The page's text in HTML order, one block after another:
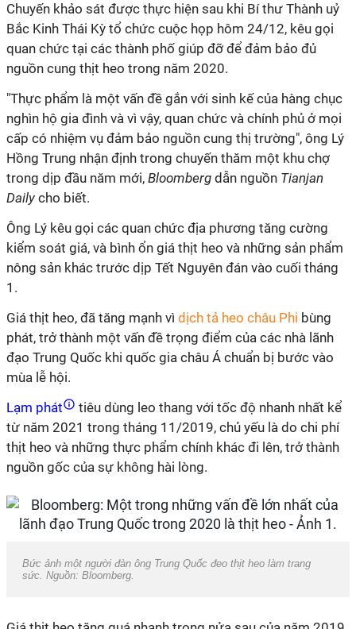
Chuyến khảo sát được thực hiện sau khi Bí thư Thành uỷ
Bắc Kinh Thái Kỳ tổ chức cuộc họp hôm 24/12, kêu gọi
quan chức tại các thành phố giúp đỡ để đảm bảo đủ
nguồn cung thịt heo trong năm 2020.
"Thực phẩm là một vấn đề gắn với sinh kế của hàng chục
nghìn hộ gia đình và vì vậy, quan chức và chính phủ ở mọi
cấp có nhiệm vụ đảm bảo nguồn cung thị trường", ông Lý
Hồng Trung nhận định trong chuyến thăm một khu chợ
trong dịp đầu năm mới, Bloomberg dẫn nguồn Tianjan
Daily cho biết.
Ông Lý kêu gọi các quan chức địa phương tăng cường
kiểm soát giá, và bình ổn giá thịt heo và những sản phẩm
nông sản khác trước dịp Tết Nguyên đán vào cuối tháng
1.
Giá thịt heo, đã tăng mạnh vì dịch tả heo châu Phi bùng
phát, trở thành một vấn đề trọng điểm của các nhà lãnh
đạo Trung Quốc khi quốc gia châu Á chuẩn bị bước vào
mùa lễ hội.
Lạm phát
tiêu dùng leo thang với tốc độ nhanh nhất kể
từ năm 2021 trong tháng 11/2019, chủ yếu là do chi phí
thịt heo và những thực phẩm chính khác đi lên, trở thành
nguồn gốc của sự không hài lòng.
Bức ảnh một người đàn ông Trung Quốc đeo thịt heo làm trang
sức. Nguồn: Bloomberg.